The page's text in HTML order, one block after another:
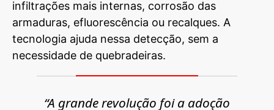
infiltrações mais internas, corrosão das
armaduras, efluorescência ou recalques. A
tecnologia ajuda nessa detecção, sem a
necessidade de quebradeiras.
“A grande revolução foi a adoção